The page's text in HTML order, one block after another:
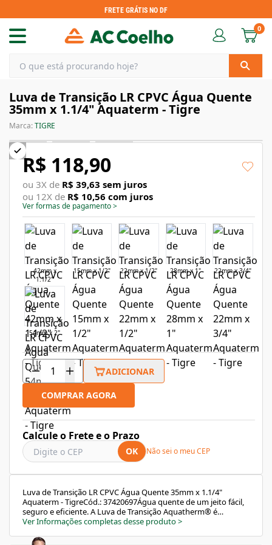
FRETE GRÁTIS NO DF
0
Luva de Transição LR CPVC Água Quente
35mm x 1.1/4" Aquaterm - Tigre
Marca:TIGRE
R$ 118,90
ou 3X de R$ 39,63 sem juros
ou 12X de R$ 10,56 com juros
Ver formas de pagamento>
42mm x
1.1/2"
15mm x 1/2" 22mm x 1/2" 28mm x 1" 22mm x 3/4"
54mm x 2"
ADICIONAR
COMPRAR AGORA
Calcule o Frete e o Prazo
OK Não sei o meu CEP
Luva de Transição LR CPVC Água Quente 35mm x 1.1/4"
Aquaterm - TigreCód.: 37420697Água quente de um jeito fácil,
seguro e eficiente. A Luva de Transição Aquatherm® é
indispensável na construção ou reforma de residências,
conexões metálicas roscáveis. Fabricado em CPVC, mais
Ver Informações completas desse produto>